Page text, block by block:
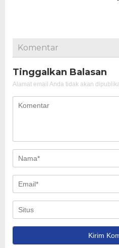
Komentar
Tinggalkan Balasan
Alamat email Anda tidak akan